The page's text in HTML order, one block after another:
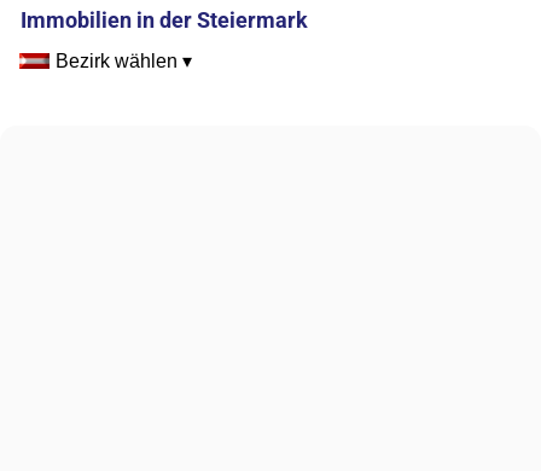
Immobilien in der Steiermark
Bezirk wählen ▾